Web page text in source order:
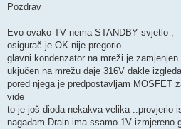
s
Pozdrav
Evo ovako TV nema STANDBY svjetlo ,
osigurač je OK nije pregorio
glavni kondenzator na mreži je
ukjučen na mrežu daje 316V dakle
pored njega je predpostavljam MOSFET
vide
to je još dioda nekakva velika ..provjerio
nagađam Drain ima ssamo 1V izmjereno